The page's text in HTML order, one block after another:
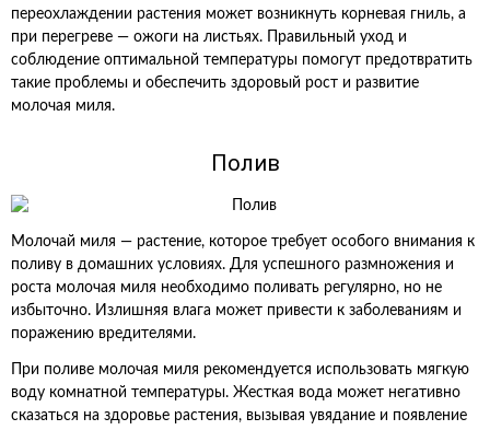
переохлаждении растения может возникнуть корневая гниль, а
при перегреве — ожоги на листьях. Правильный уход и
соблюдение оптимальной температуры помогут предотвратить
такие проблемы и обеспечить здоровый рост и развитие
молочая миля.
Полив
Молочай миля — растение, которое требует особого внимания к
поливу в домашних условиях. Для успешного размножения и
роста молочая миля необходимо поливать регулярно, но не
избыточно. Излишняя влага может привести к заболеваниям и
поражению вредителями.
При поливе молочая миля рекомендуется использовать мягкую
воду комнатной температуры. Жесткая вода может негативно
сказаться на здоровье растения, вызывая увядание и появление